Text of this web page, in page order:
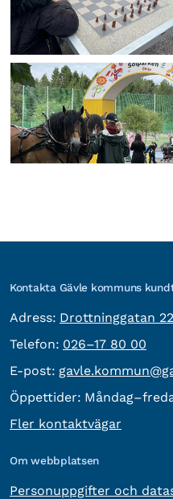
Kontakta Gävle kommuns
Adress: besöksadress:
Drottninggatan
Telefon: Telefon:
026–17 80 00
E-post: E-post:
Öppettider:
Fler kontaktvägar
Om webbplatsen
Personuppgifter och